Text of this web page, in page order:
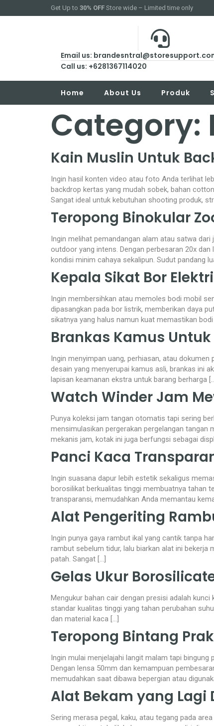
Get Up to 30% OFF Store wide – Limited time only
Email us:
Call us: +6281367114020
Home About Us Produk
Category:
Kain Muslin Untuk
Ingin hasil konten video atau foto Anda terlihat
backdrop kertas yang mudah sobek, bahan
Sangat ideal untuk kebutuhan shooting produk,
Teropong Binokular
Ingin melihat pemandangan alam atau satwa
outdoor yang intens. Dengan perbesaran 20x
kondisi minim cahaya sekalipun. Sudut pandang
Kepala Sikat Bor
Ingin membersihkan atau memoles bodi mobil
dipasangkan pada bor listrik, memberikan daya
sikatnya yang halus namun kuat memastikan
Brankas Kamus
Ingin menyimpan uang, perhiasan, atau
desain yang menyerupai kamus asli, brankas ini
lapisan keamanan ekstra untuk barang berharga
Watch Winder Jam
Punya koleksi jam tangan otomatis tapi sering
mensimulasikan pergerakan pergelangan
mekanis jam, kotak ini juga berfungsi sebagai
Panci Kaca
Ingin suasana dapur lebih estetik sekaligus
borosilikat berkualitas tinggi membuatnya tahan
transparansi, memudahkan Anda memantau
Alat Pengeriting
Ingin punya gaya rambut ikal yang cantik tanpa
rambut sebelum tidur, lalu biarkan alat ini
patah. Sangat […]
Gelas Ukur
Mengukur bahan cair dengan presisi adalah
standar kualitas tinggi yang tahan perubahan
dan material kaca […]
Teropong Bintang
Ingin mulai menjelajahi langit malam tapi
Dengan lensa 50mm dan kemampuan
memudahkan saat dibawa bepergian atau
Alat Bekam yang Lagi
Sering merasa pegal, kaku, atau tegang pada